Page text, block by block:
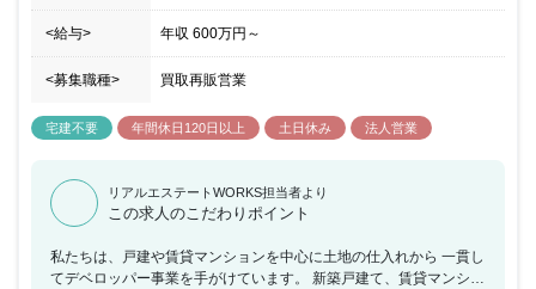
環境なので、 そういった環境の中担当取締役の右腕としてチームを
まとめ上げながら、実績を上げて頂けるプレイングマネ－ジャ－を
探しております。 毎年売り上げを伸ばしてきてはおりますが、更な
る発展の為、 何チ－ムかに分けて人員を増やしていきたいと検討し
ります。 しかしながら個人の考えを尊重するので、 ご本人が周り
を巻き込んで業務をしていかないといけません。 常に業務をリード
ういったリーダ－シップを取れる 人材ならさらに弊社にマッチする
可能性は高いです。 全体でも部署でもより強固な組織を構築すべ
く、 是非リ－ダ－シップを発揮して頂きたいと思います。
<給与> 年収 600万円 ～
<募集職種> 買取再販営業
宅建不要 年間休日120日以上 土日休み 法人営業
リアルエステートWORKS担当者より
この求人のこだわりポイント
私たちは、戸建や賃貸マンションを中心に土地の仕入れから 一貫し
てデベロッパー事業を手がけています。 新築戸建て、賃貸マンショ